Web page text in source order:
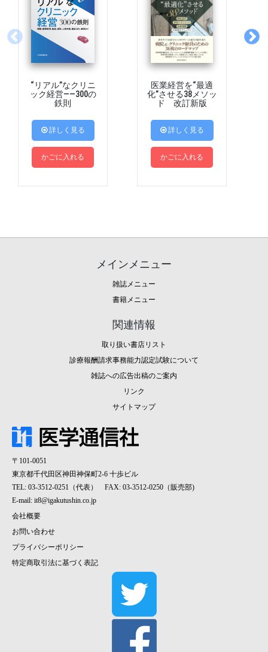
“リアル”なクリニ
ック経営――300の
鉄則
 詳しく見る
かごに入れる
医業経営を“最適
化”させる38メソッ
ド 改訂新版
 詳しく見る
かごに入れる
メインメニュー
雑誌メニュー
書籍メニュー
関連情報
取り扱い書店リスト
診療報酬請求事務能力認定試験について
雑誌への広告出稿のご案内
リンク
サイトマップ
〒101-0051
東京都千代田区神田神保町2-6 十歩ビル
TEL: 03-3512-0251（代表） FAX: 03-3512-0250（販売部)
E-mail: it8@igakutushin.co.jp
会社概要
お問い合わせ
プライバシーポリシー
特定商取引法に基づく表記